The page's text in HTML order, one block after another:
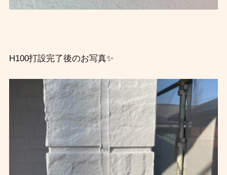
H100打設完了後のお写真✨